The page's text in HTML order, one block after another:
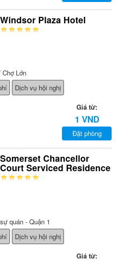
Windsor Plaza Hotel
Lớn
Dịch vụ hội nghị
Giá từ:
1 VND
Đặt phòng
Somerset Chancellor
Court Serviced Residence
quán - Quận 1
Dịch vụ hội nghị
Giá từ: